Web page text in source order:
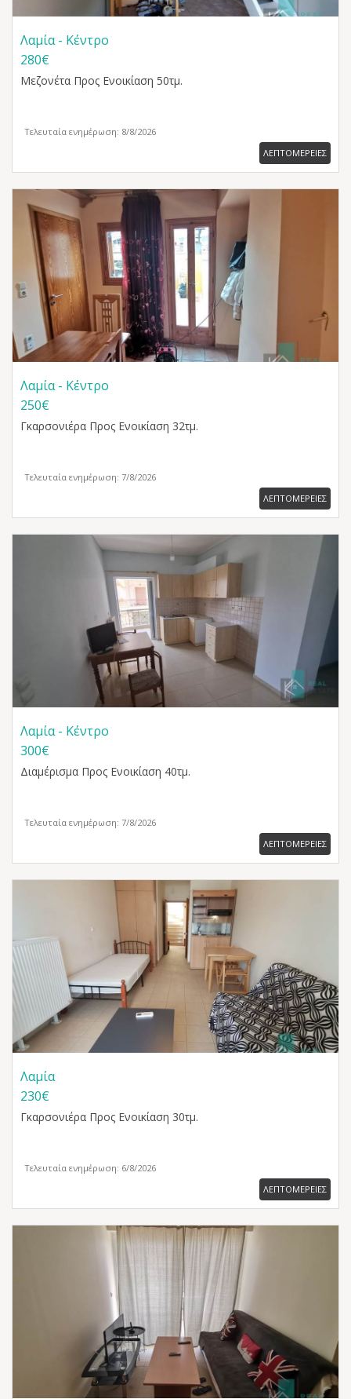
Λαμία - Κέντρο
280€
Μεζονέτα Προς Ενοικίαση 50τμ.
Τελευταία ενημέρωση: 8/8/2026
ΛΕΠΤΟΜΕΡΕΙΕΣ
Λαμία - Κέντρο
250€
Γκαρσονιέρα Προς Ενοικίαση 32τμ.
Τελευταία ενημέρωση: 7/8/2026
ΛΕΠΤΟΜΕΡΕΙΕΣ
Λαμία - Κέντρο
300€
Διαμέρισμα Προς Ενοικίαση 40τμ.
Τελευταία ενημέρωση: 7/8/2026
ΛΕΠΤΟΜΕΡΕΙΕΣ
Λαμία
230€
Γκαρσονιέρα Προς Ενοικίαση 30τμ.
Τελευταία ενημέρωση: 6/8/2026
ΛΕΠΤΟΜΕΡΕΙΕΣ